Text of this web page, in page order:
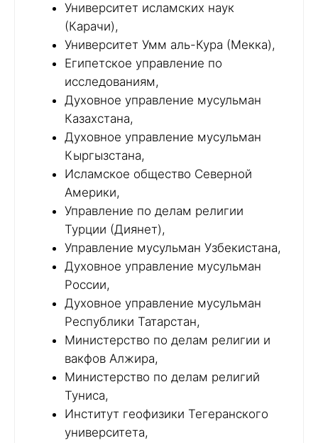
Университет исламских наук
(Карачи),
Университет Умм аль-Кура (Мекка),
Египетское управление по
исследованиям,
Духовное управление мусульман
Казахстана,
Духовное управление мусульман
Кыргызстана,
Исламское общество Северной
Америки,
Управление по делам религии
Турции (Диянет),
Управление мусульман Узбекистана,
Духовное управление мусульман
России,
Духовное управление мусульман
Республики Татарстан,
Министерство по делам религии и
вакфов Алжира,
Министерство по делам религий
Туниса,
Институт геофизики Тегеранского
университета,